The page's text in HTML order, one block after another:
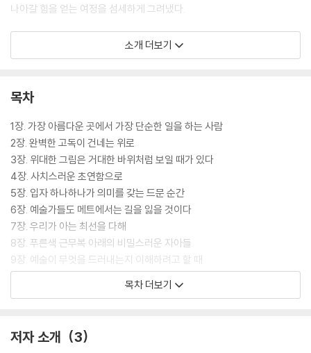
나아갈 힘을 얻는 여정을 섬세하게 그려냈다.
선망 받는 직장에서 화려한 성공을 꿈꾸며 경력을 쌓아가던 저자는 어느
날 갑자기 찾아온 가족의 죽음을 겪게 된다. 이를 계기로 삶의 의욕을 완전
스로를 놓아두기로 결심한다. 그렇게 도피하듯 메트로폴리탄 미술관의 경
경이로운 예술 작품들을 지켜보는 ‘특권’을 누리게 된다. 거장들의 혼이 담
긴 그림과 조각부터 고대 이집트 건축물에 이르기까지 인류의 위대한 걸작
들과 오롯이 교감하고, 푸른 제복 아래 저마다의 사연을 지닌 동료 경비원
들과 연대하는 동안 서서히 삶과 죽음, 일상과 예술의 의미를 하나씩 발견
해나가며 멈췄던 인생의 걸음을 다시 내딛기 시작한다.
저자의 첫 번째 저서인 이 책은 영미권 유수 언론으로부터 ‘잊을 수 없을 만
큼 눈부시게 아름다운 이야기’, ‘슬픔까지도 포용하는 삶에 대한 빛나는 서
사’라는 극찬을 받으며 40주 연속 아마존 베스트셀러에 올랐다. 상실의 아
픔 속에서 길어 올린 삶과 예술의 의미, 그리고 다시 앞으로 나아갈 용기를
들려주는 저자의 내밀한 고백은 예기치 못한 인생의 소용돌이 앞에서 발걸
소개 더보기
목차
1장. 가장 아름다운 곳에서 가장 단순한 일을 하는 사람
2장. 완벽한 고독이 건네는 위로
3장. 위대한 그림은 거대한 바위처럼 보일 때가 있다
4장. 사치스러운 초연함으로
5장. 입자 하나하나가 의미를 갖는 드문 순간
6장. 예술가들도 메트에서는 길을 잃을 것이다
7장. 우리가 아는 최선을 다해
8장. 푸른색 근무복 아래의 비밀스러운 자아들
9장. 예술이 무엇을 드러내는지 이해하려고 할 때
10장. 애도의 끝을 애도해야 하는 날들
11장. 완벽하지도 않고 완성할 수도 없는 프로젝트
목차 더보기
저자 소개 3